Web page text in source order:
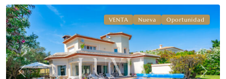
Previous Next
VENTA Nueva Oportunidad